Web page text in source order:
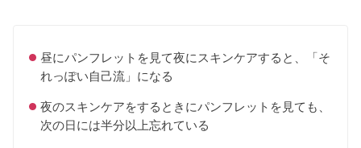
昼にパンフレットを見て夜にスキンケアすると、「そ
れっぽい自己流」になる
夜のスキンケアをするときにパンフレットを見ても、
次の日には半分以上忘れている